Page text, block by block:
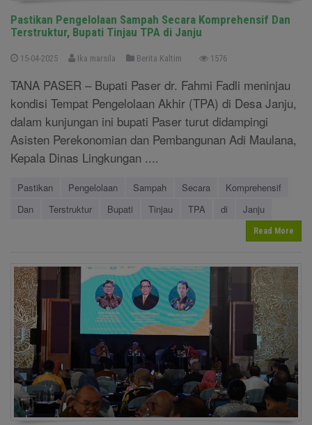
Pastikan Pengelolaan Sampah Secara Komprehensif Dan
Terstruktur, Bupati Tinjau TPA di Janju
15-04-2025 Ika marsila Berita Kaltim 1576
TANA PASER – Bupati Paser dr. Fahmi Fadli meninjau
kondisi Tempat Pengelolaan Akhir (TPA) di Desa Janju,
dalam kunjungan ini bupati Paser turut didampingi
Asisten Perekonomian dan Pembangunan Adi Maulana,
Kepala Dinas Lingkungan ....
Pastikan Pengelolaan Sampah Secara
Komprehensif
Dan
Terstruktur Bupati Tinjau TPA di Janju
Read More